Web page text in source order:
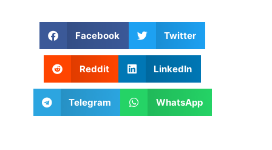
Facebook Twitter
Reddit LinkedIn
Telegram WhatsApp